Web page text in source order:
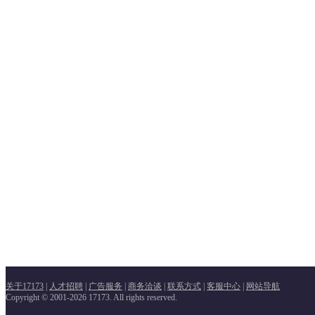
关于17173 人才招聘 广告服务 商务洽谈 联系方式 客服中心
网站导航
Copyright © 2001-2026 17173. All rights reserved.